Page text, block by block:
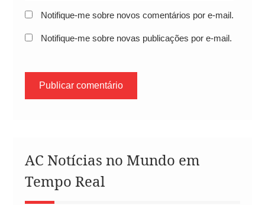
Notifique-me sobre novos comentários por e-mail.
Notifique-me sobre novas publicações por e-mail.
AC Notícias no Mundo em
Tempo Real